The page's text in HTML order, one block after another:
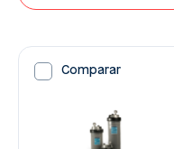
Comparar